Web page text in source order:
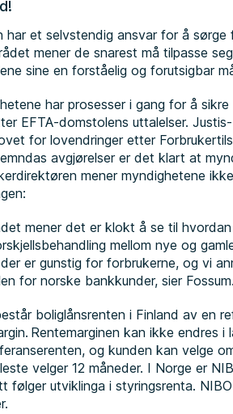
har et selvstendig ansvar for å
mener de snarest må tilpasse
sine en forståelig og forutsigbar
har prosesser i gang for å
EFTA-domstolens uttalelser.
for lovendringer etter
avgjørelser er det klart at
mener myndighetene
mener det er klokt å se til
mellom nye og
er gunstig for forbrukerne, og vi
for norske bankkunder, sier
boliglånsrenten i Finland av en
Rentemarginen kan ikke endres
og kunden kan velge
velger 12 måneder. I Norge er
følger utviklinga i styringsrenta.